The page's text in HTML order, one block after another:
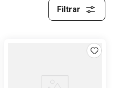
Filtrar